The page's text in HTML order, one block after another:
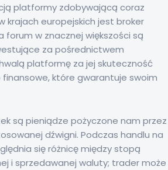
platformy zdobywającą coraz
krajach europejskich jest broker
forum w znacznej większości są
za pośrednictwem
platformę za jej skuteczność
które gwarantuje swoim
są pieniądze pożyczone nam przez
dźwigni. Podczas handlu na
się różnicę między stopą
i sprzedawanej waluty; trader może